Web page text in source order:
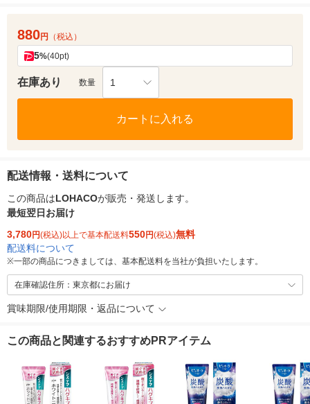
880円 （税込）
5%(40pt)
在庫あり 数量 1
カートに入れる
配送情報・送料について
この商品はLOHACOが販売・発送します。
最短翌日お届け
3,780円(税込)以上で基本配送料550円(税込)無料
配送料について
※一部の商品につきましては、基本配送料を当社が負担いたします。
在庫確認住所：東京都にお届け
賞味期限/使用期限・返品について
この商品と関連するおすすめPRアイテム